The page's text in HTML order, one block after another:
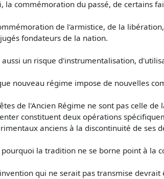
la commémoration du passé, de certains
de l'armistice, de la
fondateurs de la nation.
aussi un risque d'instrumentalisation,
nouveau régime impose de nouvelles
de l'Ancien Régime ne sont pas celle
constituent deux opérations
anciens à la discontinuité de ses
pourquoi la tradition ne se borne point à la
qui ne serait pas transmise devrait